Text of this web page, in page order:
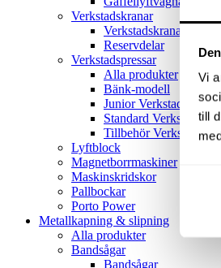
Vi
till
Verkstadskranar
Verkstadskranar
Reservdelar
Verkstadspressar
Alla produkter
Bänk-modell
Junior Verkstadspress
Standard
Tillbehör
Lyftblock
Magnetborrmaskiner
Maskinskridskor
Pallbockar
Porto Power
Metallkapning & slipning
Alla produkter
Bandsågar
Bandsågar